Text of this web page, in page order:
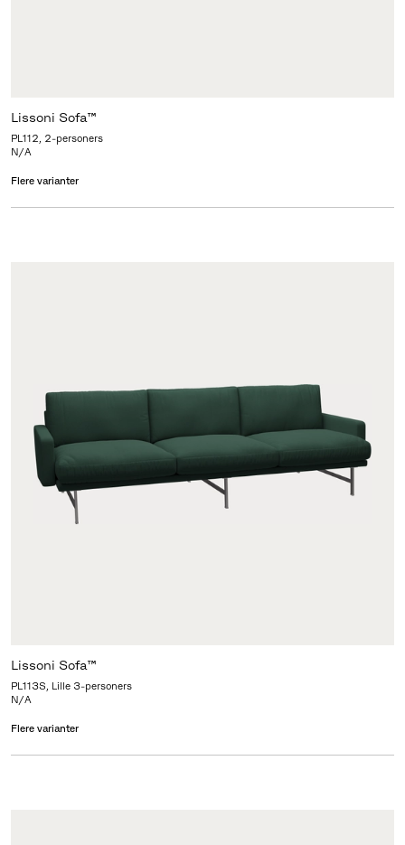
Lissoni Sofa™
PL112, 2-personers
N/A
Flere varianter
Lissoni Sofa™
PL113S, Lille 3-personers
N/A
Flere varianter